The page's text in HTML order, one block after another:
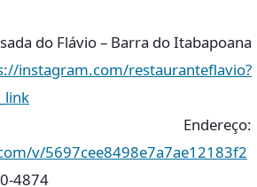
do Flávio – Barra do Itabapoana
instagram.com/restauranteflavio?
v/5697cee8498e7a7ae12183f2
4874